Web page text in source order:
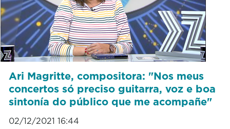
Ari Magritte, compositora: "Nos meus
concertos só preciso guitarra, voz e boa
sintonía do público que me acompañe"
02/12/2021 16:44